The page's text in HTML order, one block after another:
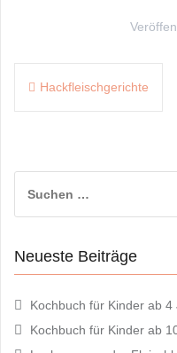
Hackfleischgerichte
nach:
Neueste Beiträge
Kochbuch für Kinder ab 4
Kochbuch für Kinder ab